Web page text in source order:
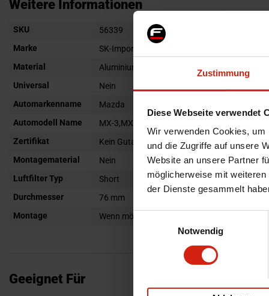
Zustimmung
Diese Webseite verwendet
Wir verwenden Cookies,
und die Zugriffe auf unsere
Website an unsere Partner
möglicherweise mit
der Dienste gesammelt
Einwilligungsauswahl
Notwendig
Bildgalerie
springen
Weitere Informationen
Weitere
SKU
56339
Marke
SK-Import
Material
Aluminium
Universal
Nein
Automarkenname
Mazda
Automodell Name
MX-3,MX-6
Zertifikat
Kein Gutachten oder ABE
Montagematerial
Nein
Luftfilter Typ
Short
Durchmesser
76 mm
Montage
Wenn möglich, schreiben Sie uns eine E-Mail
Geeignet Für